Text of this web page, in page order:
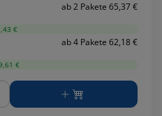
ab 2 Pakete 65,37 €
€
ab 4 Pakete 62,18 €
€